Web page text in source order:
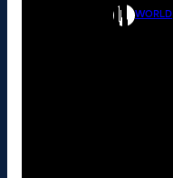
WORLD